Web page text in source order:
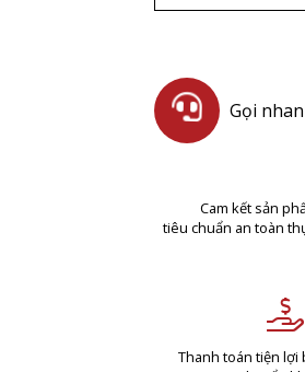
Gọi
Cam kết sản
tiêu chuẩn an toàn
Thanh toán tiện lợi